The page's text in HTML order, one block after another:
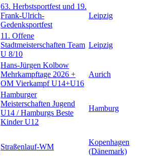
63. Herbstsportfest und 19.
Frank-Ulrich-
Gedenksportfest
Leipzig
11. Offene
Stadtmeisterschaften Team
U 8/10
Leipzig
Hans-Jürgen Kolbow
Mehrkampftage 2026 +
OM Vierkampf U14+U16
Aurich
Hamburger
Meisterschaften Jugend
U14 / Hamburgs Beste
Kinder U12
Hamburg
Straßenlauf-WM
Kopenhagen
(Dänemark)